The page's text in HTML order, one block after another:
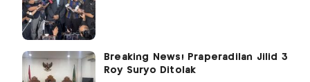
Breaking News! Praperadilan Jilid 3
Roy Suryo Ditolak